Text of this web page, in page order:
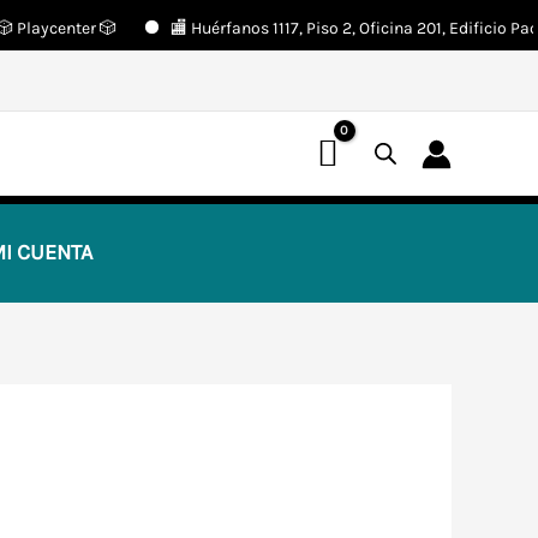
🎲 🏬 Huérfanos 1117, Piso 2, Oficina 201, Edificio
CUENTA
📢 ¡OFERTAS! 🔥